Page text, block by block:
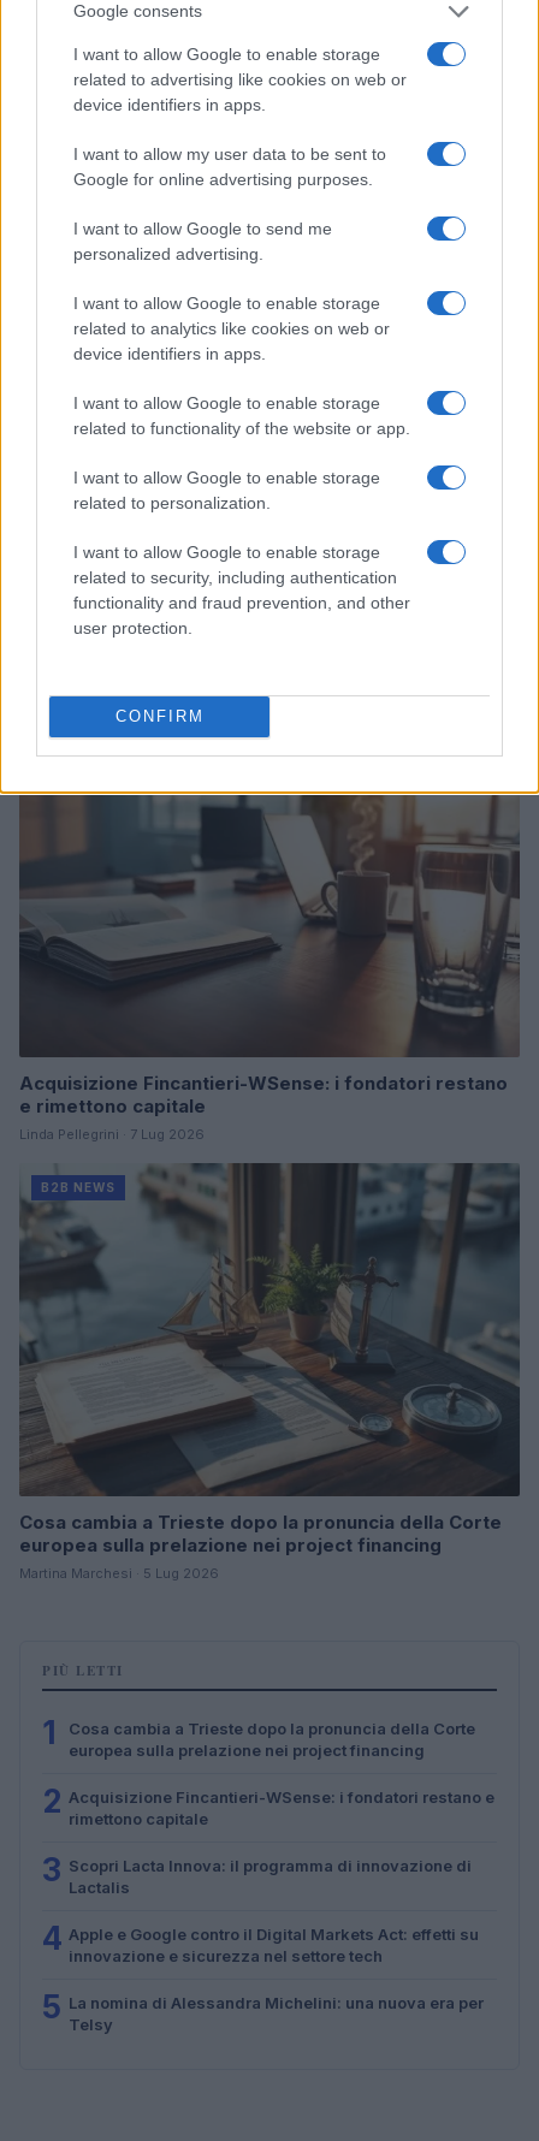
Google consents
I want to allow Google to enable storage
related to advertising like cookies on web or
device identifiers in apps.
I want to allow my user data to be sent to
Google for online advertising purposes.
I want to allow Google to send me
personalized advertising.
I want to allow Google to enable storage
related to analytics like cookies on web or
device identifiers in apps.
I want to allow Google to enable storage
related to functionality of the website or app.
I want to allow Google to enable storage
related to personalization.
I want to allow Google to enable storage
related to security, including authentication
functionality and fraud prevention, and other
user protection.
CONFIRM
Continua a leggere
B2B NEWS
Ripensare le tecnologie umanitarie oltre i criteri dei
Martina Marchesi · 10 Lug 2026
Acquisizione Fincantieri-WSense: i fondatori restano
e rimettono capitale
Linda Pellegrini · 7 Lug 2026
B2B NEWS
Cosa cambia a Trieste dopo la pronuncia della Corte
europea sulla prelazione nei project financing
Martina Marchesi · 5 Lug 2026
PIÙ LETTI
1
Cosa cambia a Trieste dopo la pronuncia della Corte
europea sulla prelazione nei project financing
2 Acquisizione Fincantieri-WSense: i fondatori restano e
rimettono capitale
3 Scopri Lacta Innova: il programma di innovazione di
Lactalis
4 Apple e Google contro il Digital Markets Act: effetti su
innovazione e sicurezza nel settore tech
5 La nomina di Alessandra Michelini: una nuova era per
Telsy